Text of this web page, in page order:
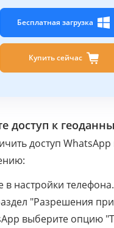
Бесплатная загрузка
Купить сейчас
доступ к
доступ
в настройки телефона.
"Разрешения
выберите опцию